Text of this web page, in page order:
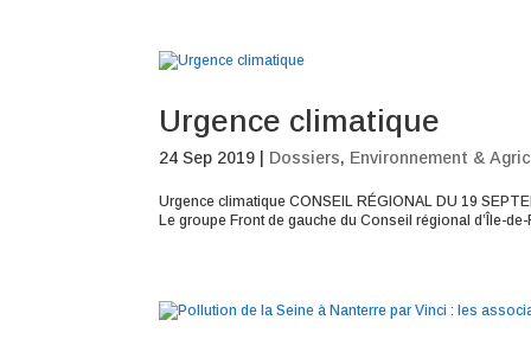
Urgence climatique
24 Sep 2019 Dossiers, Environnement &
Urgence climatique CONSEIL RÉGIONAL DU 19
Le groupe Front de gauche du Conseil régional d’Île-